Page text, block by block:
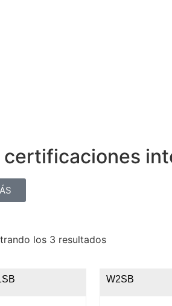
los 3 resultados
W2SB